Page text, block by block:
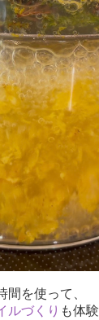
を使って、
ルづくり も体験